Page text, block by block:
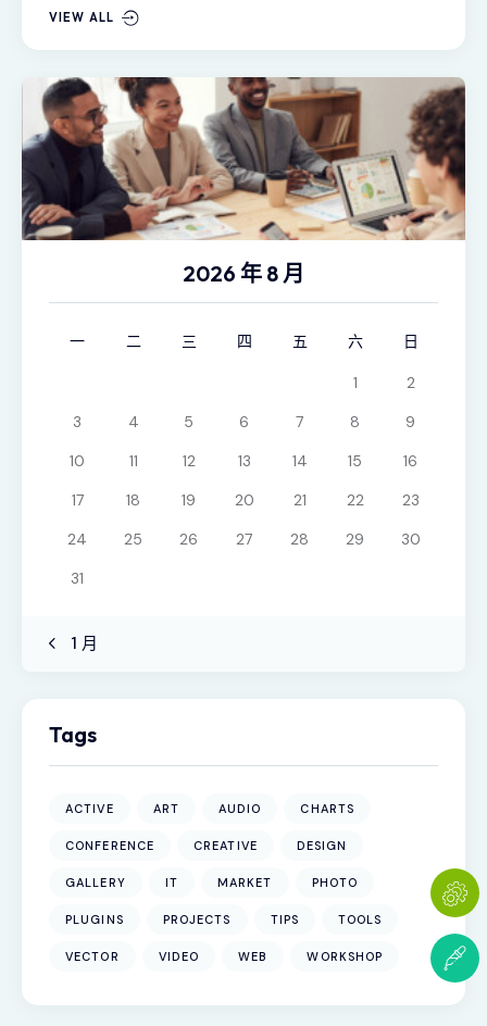
VIEW ALL
2026 年 8 月
一 二 三 四 五 六 日
1
2
3
4 5 6 7 8
9
10
11 12 13 14 15
16
17
18 19 20 21 22
23
24
25 26 27 28 29
30
31
« 1 月
Tags
ACTIVE ART AUDIO CHARTS
CONFERENCE CREATIVE DESIGN
GALLERY IT MARKET PHOTO
PLUGINS PROJECTS TIPS TOOLS
VECTOR VIDEO WEB WORKSHOP